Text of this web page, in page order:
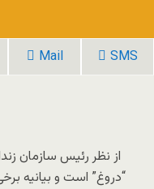
Mail SMS
“دروغ” است و بیانیه